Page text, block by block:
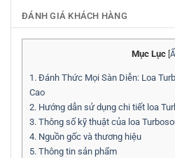
ĐÁNH GIÁ KHÁCH HÀNG
Mục Lục
1. Đánh Thức Mọi Sàn Diễn: Loa
Cao
2. Hướng dẫn sử dụng chi tiết loa
3. Thông số kỹ thuật của loa
4. Nguồn gốc và thương hiệu
5. Thông tin sản phẩm